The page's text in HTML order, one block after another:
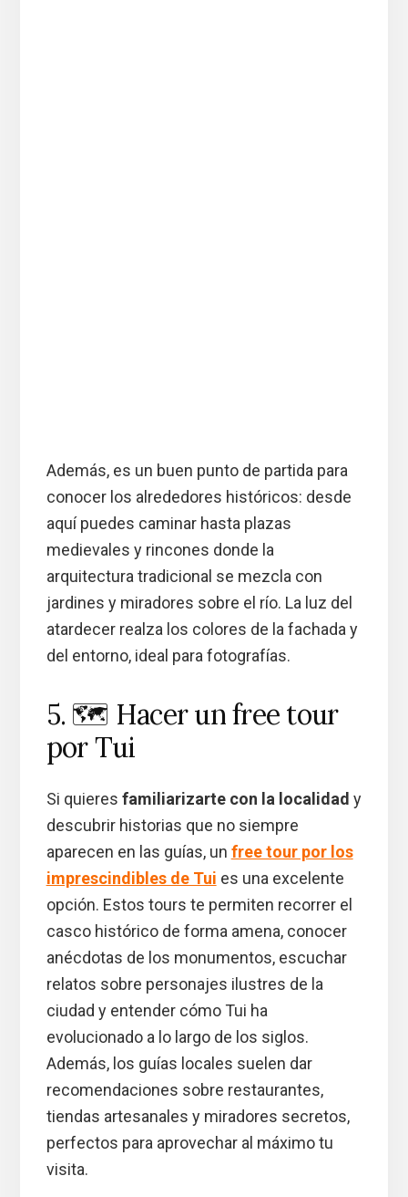
Además, es un buen punto de partida para
conocer los alrededores históricos: desde
aquí puedes caminar hasta plazas
medievales y rincones donde la
arquitectura tradicional se mezcla con
jardines y miradores sobre el río. La luz del
atardecer realza los colores de la fachada y
del entorno, ideal para fotografías.
5. 🗺️ Hacer un free tour
por Tui
Si quieres familiarizarte con la localidad y
descubrir historias que no siempre
aparecen en las guías, un free tour por los
imprescindibles de Tui es una excelente
opción. Estos tours te permiten recorrer el
casco histórico de forma amena, conocer
anécdotas de los monumentos, escuchar
relatos sobre personajes ilustres de la
ciudad y entender cómo Tui ha
evolucionado a lo largo de los siglos.
Además, los guías locales suelen dar
recomendaciones sobre restaurantes,
tiendas artesanales y miradores secretos,
perfectos para aprovechar al máximo tu
visita.